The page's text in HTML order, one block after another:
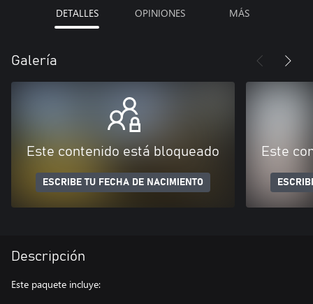
DETALLES OPINIONES MÁS
Galería
Este contenido está bloqueado
ESCRIBE TU FECHA DE NACIMIENTO
Este
Descripción
Este paquete incluye: